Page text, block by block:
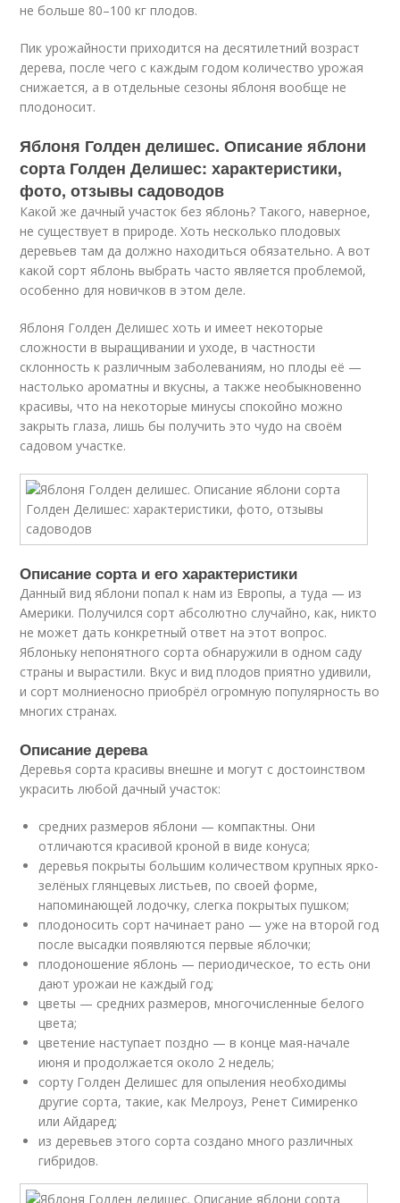
не больше 80–100 кг плодов.
Пик урожайности приходится на десятилетний возраст
дерева, после чего с каждым годом количество урожая
снижается, а в отдельные сезоны яблоня вообще не
плодоносит.
Яблоня Голден делишес. Описание яблони
сорта Голден Делишес: характеристики,
фото, отзывы садоводов
Какой же дачный участок без яблонь? Такого, наверное,
не существует в природе. Хоть несколько плодовых
деревьев там да должно находиться обязательно. А вот
какой сорт яблонь выбрать часто является проблемой,
особенно для новичков в этом деле.
Яблоня Голден Делишес хоть и имеет некоторые
сложности в выращивании и уходе, в частности
склонность к различным заболеваниям, но плоды её —
настолько ароматны и вкусны, а также необыкновенно
красивы, что на некоторые минусы спокойно можно
закрыть глаза, лишь бы получить это чудо на своём
садовом участке.
Описание сорта и его характеристики
Данный вид яблони попал к нам из Европы, а туда — из
Америки. Получился сорт абсолютно случайно, как, никто
не может дать конкретный ответ на этот вопрос.
Яблоньку непонятного сорта обнаружили в одном саду
страны и вырастили. Вкус и вид плодов приятно удивили,
и сорт молниеносно приобрёл огромную популярность во
многих странах.
Описание дерева
Деревья сорта красивы внешне и могут с достоинством
украсить любой дачный участок:
средних размеров яблони — компактны. Они
отличаются красивой кроной в виде конуса;
деревья покрыты большим количеством крупных ярко-
зелёных глянцевых листьев, по своей форме,
напоминающей лодочку, слегка покрытых пушком;
плодоносить сорт начинает рано — уже на второй год
после высадки появляются первые яблочки;
плодоношение яблонь — периодическое, то есть они
дают урожаи не каждый год;
цветы — средних размеров, многочисленные белого
цвета;
цветение наступает поздно — в конце мая-начале
июня и продолжается около 2 недель;
сорту Голден Делишес для опыления необходимы
другие сорта, такие, как Мелроуз, Ренет Симиренко
или Айдаред;
из деревьев этого сорта создано много различных
гибридов.